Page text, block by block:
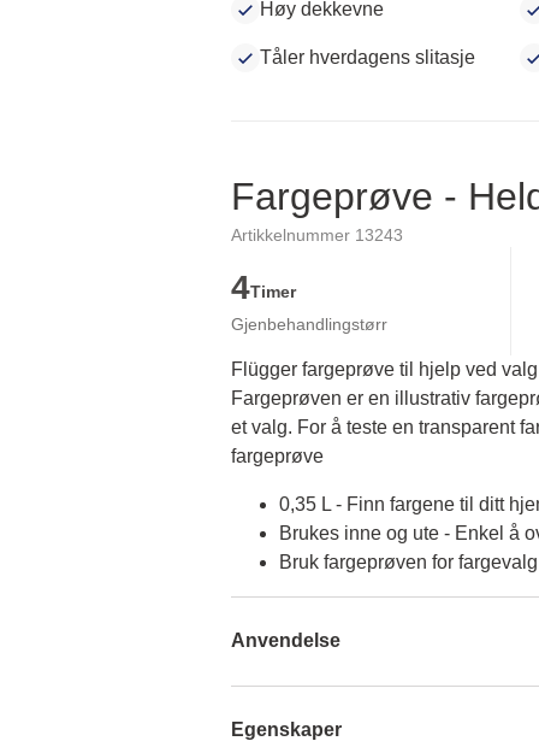
Høy dekkevne
Tåler hverdagens slitasje
Fargeprøve -
Artikkelnummer 13243
4Timer
Gjenbehandlingstørr
Flügger fargeprøve til hjelp ved
Fargeprøven er en illustrativ
et valg. For å teste en transparent
fargeprøve
0,35 L - Finn fargene til ditt
Brukes inne og ute - Enkel å
Bruk fargeprøven for
Anvendelse
Egenskaper